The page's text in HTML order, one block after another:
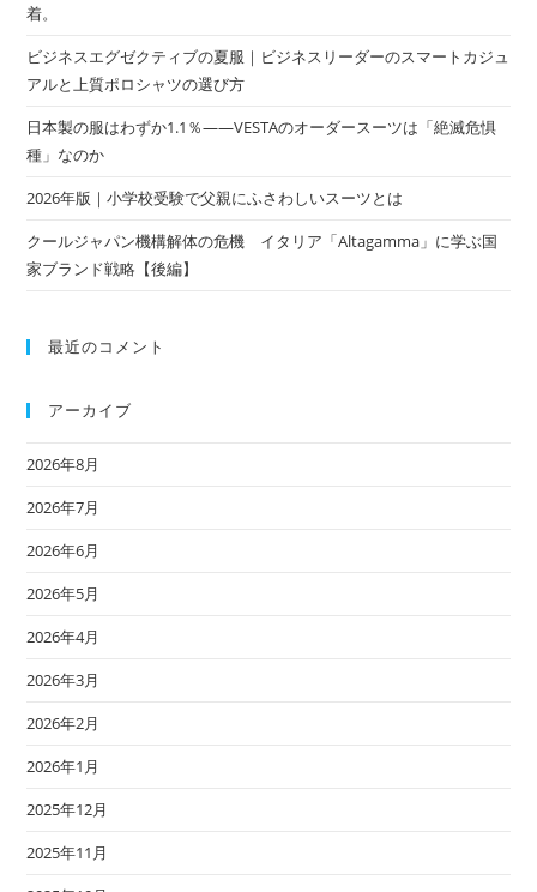
着。
ビジネスエグゼクティブの夏服｜ビジネスリーダーのスマートカジュ
アルと上質ポロシャツの選び方
日本製の服はわずか1.1％——VESTAのオーダースーツは「絶滅危惧
種」なのか
2026年版｜小学校受験で父親にふさわしいスーツとは
クールジャパン機構解体の危機 イタリア「Altagamma」に学ぶ国
家ブランド戦略【後編】
最近のコメント
アーカイブ
2026年8月
2026年7月
2026年6月
2026年5月
2026年4月
2026年3月
2026年2月
2026年1月
2025年12月
2025年11月